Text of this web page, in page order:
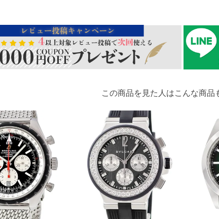
この商品を見た人はこんな商品